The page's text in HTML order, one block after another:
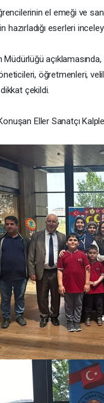
el emeği ve
hazırladığı eserleri
Müdürlüğü
öğretmenleri,
çekildi.
Eller Sanatçı